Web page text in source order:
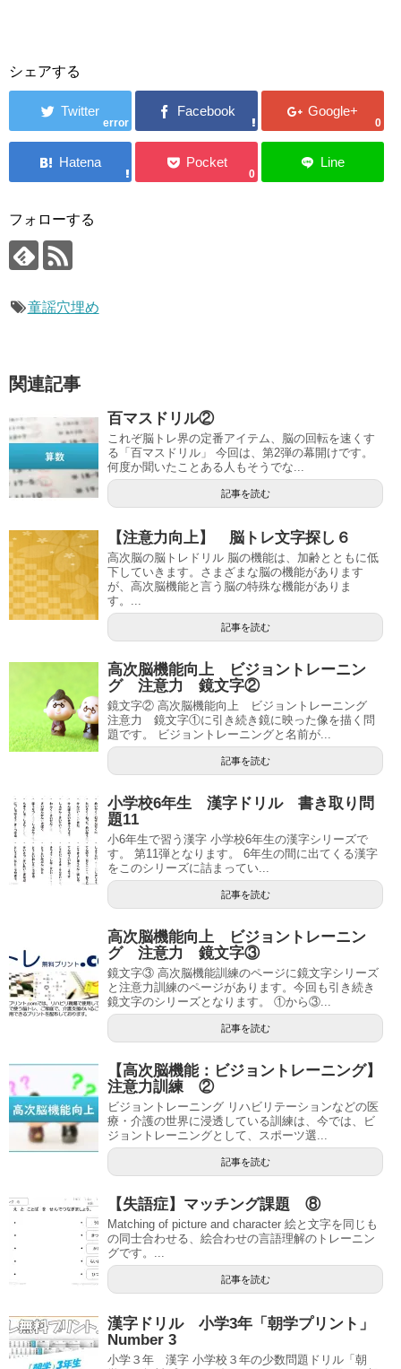
シェアする
error 0
0
フォローする
童謡穴埋め
関連記事
百マスドリル②
これぞ脳トレ界の定番アイテム、脳の回転を速くす
る「百マスドリル」 今回は、第2弾の幕開けです。
何度か聞いたことある人もそうでな...
記事を読む
【注意力向上】 脳トレ文字探し６
高次脳の脳トレドリル 脳の機能は、加齢とともに低
下していきます。さまざまな脳の機能があります
が、高次脳機能と言う脳の特殊な機能がありま
す。...
記事を読む
高次脳機能向上 ビジョントレーニン
グ 注意力 鏡文字②
鏡文字② 高次脳機能向上 ビジョントレーニング
注意力 鏡文字①に引き続き鏡に映った像を描く問
題です。 ビジョントレーニングと名前が...
記事を読む
小学校6年生 漢字ドリル 書き取り問
題11
小6年生で習う漢字 小学校6年生の漢字シリーズで
す。 第11弾となります。 6年生の間に出てくる漢字
をこのシリーズに詰まってい...
記事を読む
高次脳機能向上 ビジョントレーニン
グ 注意力 鏡文字③
鏡文字③ 高次脳機能訓練のページに鏡文字シリーズ
と注意力訓練のページがあります。今回も引き続き
鏡文字のシリーズとなります。 ①から③...
記事を読む
【高次脳機能：ビジョントレーニング】
注意力訓練 ②
ビジョントレーニング リハビリテーションなどの医
療・介護の世界に浸透している訓練は、今では、ビ
ジョントレーニングとして、スポーツ選...
記事を読む
【失語症】マッチング課題 ⑧
Matching of picture and character 絵と文字を同じも
の同士合わせる、絵合わせの言語理解のトレーニン
グです。...
記事を読む
漢字ドリル 小学3年「朝学プリント」
Number 3
小学３年 漢字 小学校３年の少数問題ドリル「朝